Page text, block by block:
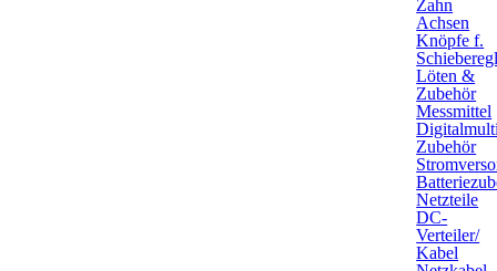
Zahn
Achsen
Knöpfe f.
Löten &
Zubehör
Messmittel
Zubehör
Netzteile
DC-
Verteiler/
Kabel